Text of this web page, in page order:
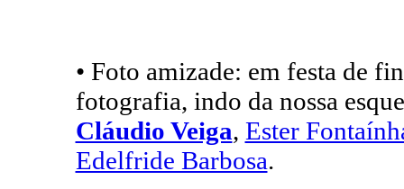
• Foto amizade: em festa de
fotografia, indo da nossa
Cláudio Veiga, Ester
Edelfride Barbosa.